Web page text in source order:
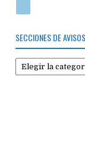
SECCIONES DE AVISOS
Secciones
de